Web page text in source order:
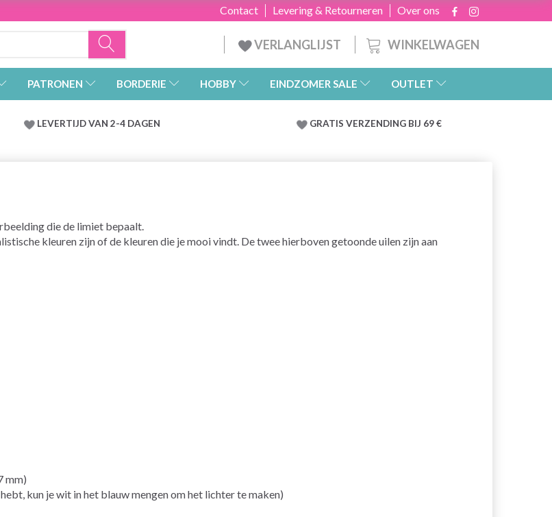
Over ons
Levering & Retourneren
Contact
WINKELWAGEN
VERLANGLIJST
PATRONEN BORDERIE HOBBY EINDZOMER SALE OUTLET
LEVERTIJD VAN 2-4 DAGEN GRATIS VERZENDING BIJ 69 €
die de limiet bepaalt.
kleuren zijn of de kleuren die je mooi vindt. De twee hierboven getoonde uilen zijn aan
mm)
kun je wit in het blauw mengen om het lichter te maken)